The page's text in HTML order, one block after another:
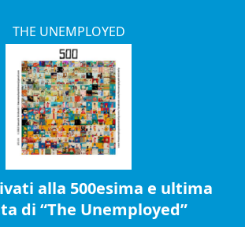
THE UNEMPLOYED
alla 500esima e ultima
di “The Unemployed”